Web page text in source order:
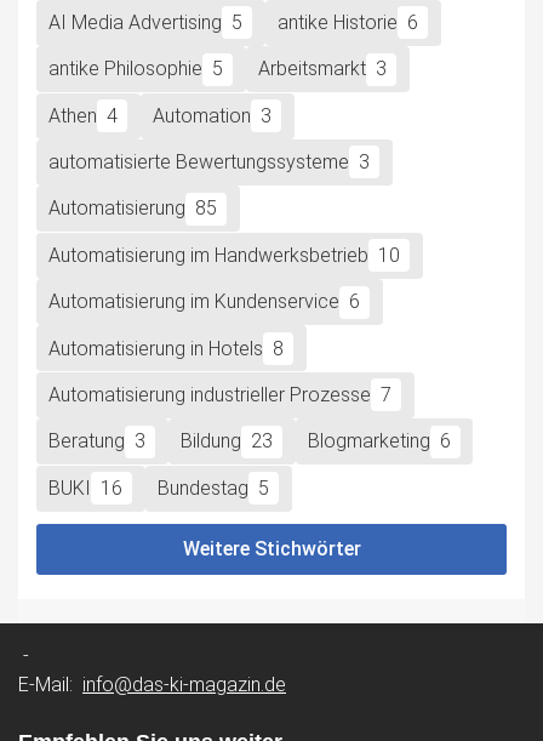
AI Media Advertising 5 antike Historie 6
antike Philosophie 5 Arbeitsmarkt 3
Athen 4 Automation 3
automatisierte Bewertungssysteme 3
Automatisierung 85
Automatisierung im Handwerksbetrieb 10
Automatisierung im Kundenservice 6
Automatisierung in Hotels 8
Automatisierung industrieller Prozesse 7
Beratung 3 Bildung 23 Blogmarketing 6
BUKI 16 Bundestag 5
Weitere Stichwörter
-
E-Mail: info@das-ki-magazin.de